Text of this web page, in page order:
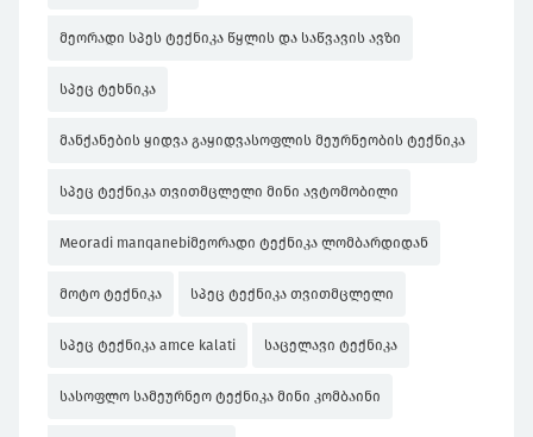
მეორადი სპეს ტექნიკა წყლის და საწვავის ავზი
სპეც ტეხნიკა
მანქანების ყიდვა გაყიდვასოფლის მეურნეობის ტექნიკა
სპეც ტექნიკა თვითმცლელი მინი ავტომობილი
Meoradi manqanebiმეორადი ტექნიკა ლომბარდიდან
მოტო ტექნიკა სპეც ტექნიკა თვითმცლელი
სპეც ტექნიკა amce kalati საცელავი ტექნიკა
სასოფლო სამეურნეო ტექნიკა მინი კომბაინი